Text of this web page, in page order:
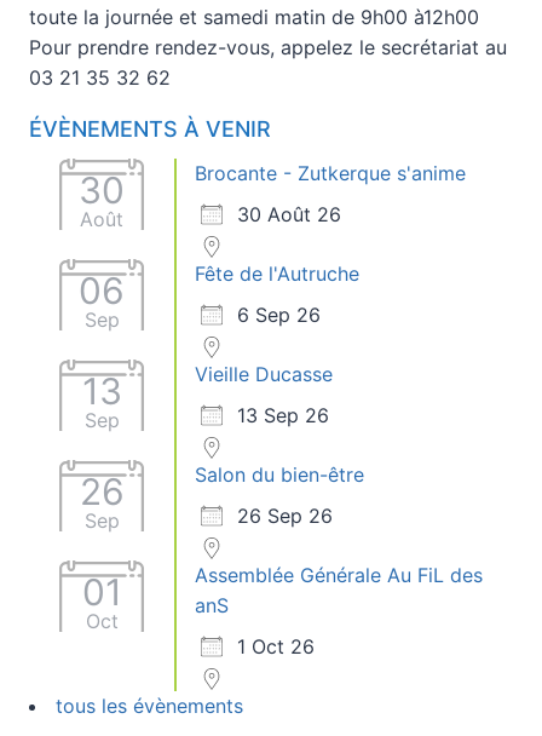
toute la journée et samedi matin de 9h00 à12h00
Pour prendre rendez-vous, appelez le secrétariat au
03 21 35 32 62
ÉVÈNEMENTS À VENIR
30
Août
Brocante - Zutkerque s'anime
30 Août 26
06
Sep
Fête de l'Autruche
6 Sep 26
13
Sep
Vieille Ducasse
13 Sep 26
26
Sep
Salon du bien-être
26 Sep 26
01
Oct
Assemblée Générale Au FiL des
anS
1 Oct 26
tous les évènements